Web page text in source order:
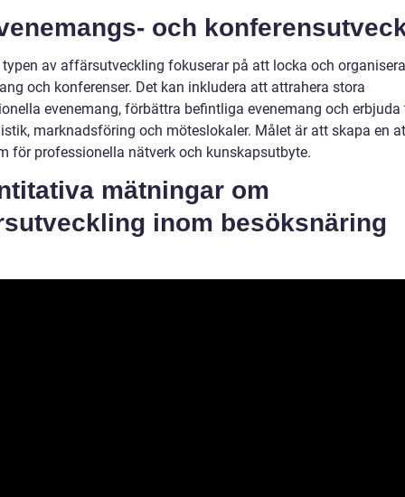
och
typen av affärsutveckling fokuserar på att locka och organisera
och konferenser. Det kan inkludera att attrahera stora
evenemang, förbättra befintliga evenemang och erbjuda
marknadsföring och möteslokaler. Målet är att skapa en
för professionella nätverk och kunskapsutbyte.
mätningar om
inom besöksnäring